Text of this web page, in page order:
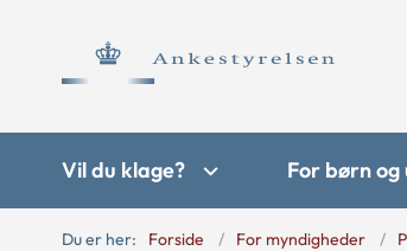
Vil du klage? For børn og
Du er her: Forside For myndigheder